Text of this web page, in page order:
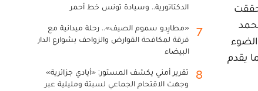
رائدا في المنطقة بفضل الرؤية السديدة لملك البلاد. وبالنسبة لسنة 2024، حققت
يقدم
الدكتاتورية.. وسيادة تونس خط أحمر
7
«مطارِدو سموم الصيف».. رحلة ميدانية مع
فرقة لمكافحة القوارض والزواحف بشوارع الدار
البيضاء
8
تقرير أمني يكشف المستور: «أيادي جزائرية»
وجهت الاقتحام الجماعي لسبتة ومليلية عبر